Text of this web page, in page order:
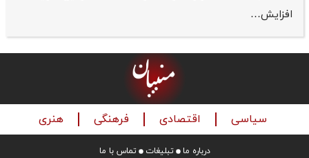
افزایش…
سیاسی اقتصادی فرهنگی هنری
درباره ما تبلیغات تماس با ما